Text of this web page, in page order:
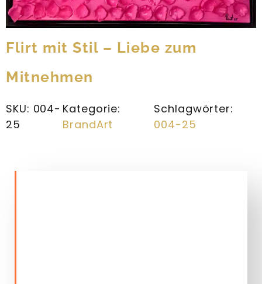
Flirt mit Stil – Liebe zum
Mitnehmen
SKU: 004-
25
Kategorie:
BrandArt
Schlagwörter:
004-25